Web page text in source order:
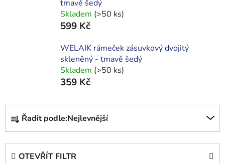
tmavě šedý
Skladem (>50 ks)
599 Kč
WELAIK rámeček zásuvkový dvojitý
skleněný - tmavě šedý
Skladem (>50 ks)
359 Kč
Ř
z
Řadit podle:Nejlevnější
OTEVŘÍT FILTR